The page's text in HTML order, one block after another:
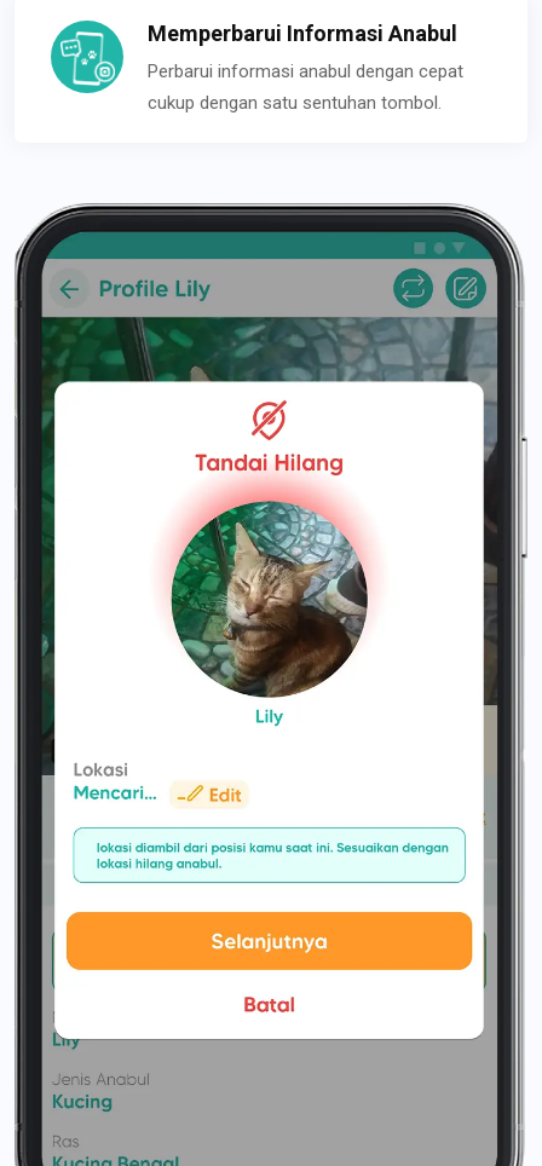
Memperbarui Informasi Anabul
Perbarui informasi anabul dengan cepat
cukup dengan satu sentuhan tombol.